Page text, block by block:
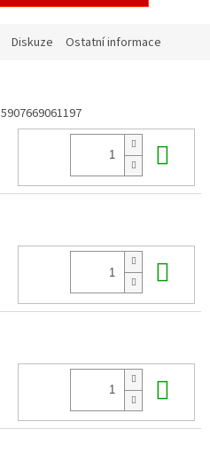
Diskuze Ostatní informace
5907669061197